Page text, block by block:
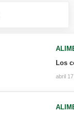
Los
abril